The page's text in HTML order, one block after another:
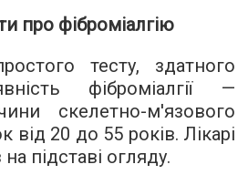
про фіброміалгію
тесту, здатного
фіброміалгії —
скелетно-м'язового
20 до 55 років. Лікарі
підставі огляду.